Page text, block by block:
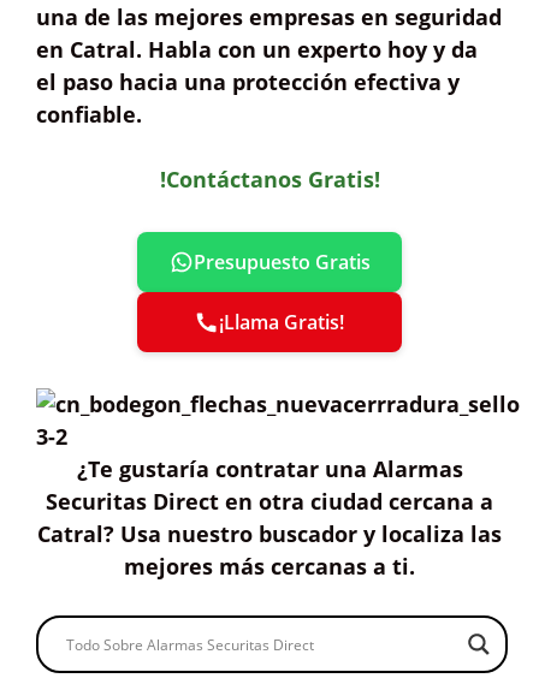
una de las mejores empresas en seguridad
en Catral. Habla con un experto hoy y da
el paso hacia una protección efectiva y
confiable.
!Contáctanos Gratis!
Presupuesto Gratis
¡Llama Gratis!
¿Te gustaría contratar una Alarmas
Securitas Direct en otra ciudad cercana a
Catral? Usa nuestro buscador y localiza las
mejores más cercanas a ti.